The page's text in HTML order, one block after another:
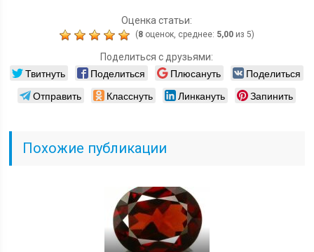
Оценка статьи:
(8оценок, среднее: 5,00из 5)
Поделиться с друзьями:
Твитнуть Поделиться Плюсануть
Поделиться
Отправить
Класснуть Линкануть Запинить
Похожие публикации